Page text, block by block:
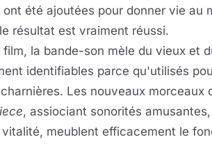
été ajoutées pour donner vie au
résultat est vraiment réussi.
la bande-son mèle du vieux et
identifiables parce qu'utilisés
Les nouveaux morceaux
, assiociant sonorités
meublent efficacement le